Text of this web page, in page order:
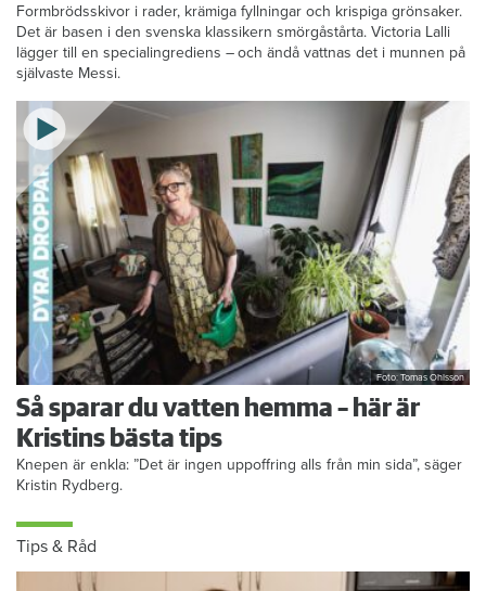
Formbrödsskivor i rader, krämiga fyllningar och krispiga grönsaker.
Det är basen i den svenska klassikern smörgåstårta. Victoria Lalli
lägger till en specialingrediens – och ändå vattnas det i munnen på
självaste Messi.
Foto: Tomas Ohlsson
Så sparar du vatten hemma – här är
Kristins bästa tips
Knepen är enkla: ”Det är ingen uppoffring alls från min sida”, säger
Kristin Rydberg.
Tips & Råd